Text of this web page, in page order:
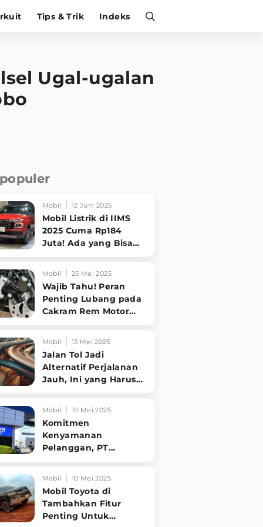
Tips & Trik Indeks
Ugal-ugalan
Mobil 12 Juni 2025
Mobil Listrik di IIMS
2025 Cuma Rp184
Juta! Ada yang Bisa
Tampilannya Gak
Main-ma
Mobil 25 Mei 2025
Wajib Tahu! Peran
Penting Lubang pada
Cakram Rem Motor
Berkendara
Mobil 13 Mei 2025
Jalan Tol Jadi
Alternatif Perjalanan
Jauh, Ini yang Harus
Pengendara
Mobil 10 Mei 2025
Komitmen
Kenyamanan
Pelanggan, PT
Indonesia Perbaharui
Software mobil
Mobil 10 Mei 2025
Mobil Toyota di
Tambahkan Fitur
Penting Untuk